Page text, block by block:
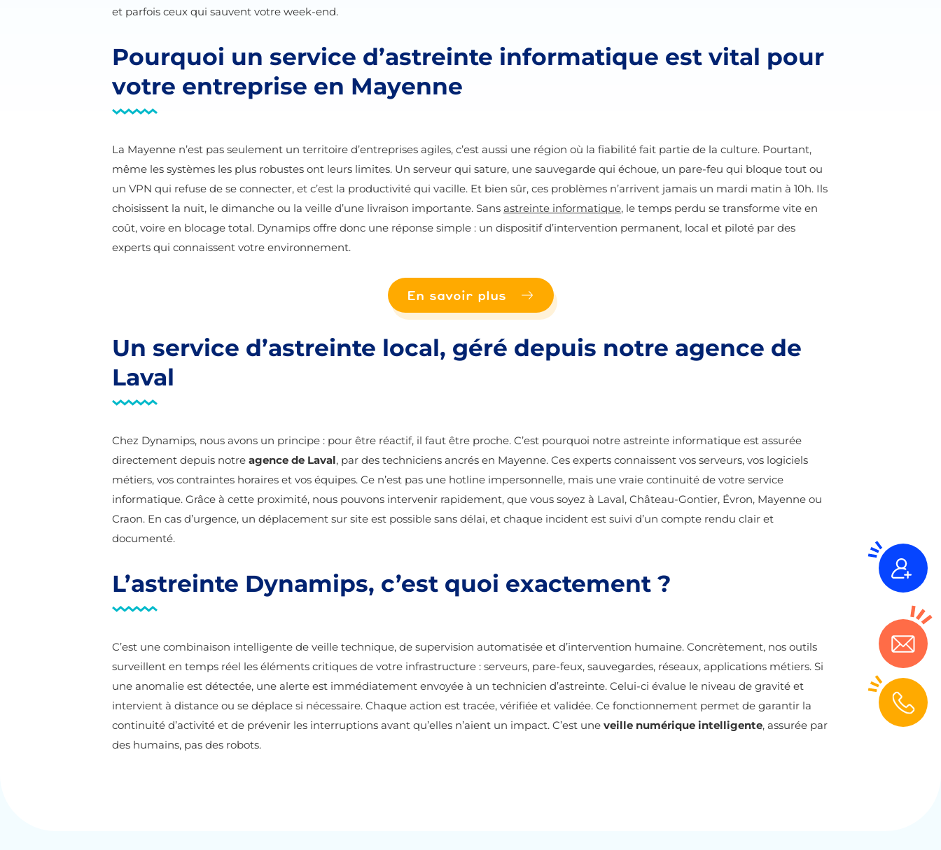
et parfois ceux qui sauvent votre week-end.
Pourquoi un service d’astreinte informatique est vital pour
votre entreprise en Mayenne
La Mayenne n’est pas seulement un territoire d’entreprises agiles, c’est aussi une région où la fiabilité fait partie de la culture. Pourtant,
même les systèmes les plus robustes ont leurs limites. Un serveur qui sature, une sauvegarde qui échoue, un pare-feu qui bloque tout ou
un VPN qui refuse de se connecter, et c’est la productivité qui vacille. Et bien sûr, ces problèmes n’arrivent jamais un mardi matin à 10h. Ils
choisissent la nuit, le dimanche ou la veille d’une livraison importante. Sans astreinte informatique, le temps perdu se transforme vite en
coût, voire en blocage total. Dynamips offre donc une réponse simple : un dispositif d’intervention permanent, local et piloté par des
experts qui connaissent votre environnement.
En savoir plus
Un service d’astreinte local, géré depuis notre agence de
Laval
Chez Dynamips, nous avons un principe : pour être réactif, il faut être proche. C’est pourquoi notre astreinte informatique est assurée
directement depuis notre agence de Laval, par des techniciens ancrés en Mayenne. Ces experts connaissent vos serveurs, vos logiciels
métiers, vos contraintes horaires et vos équipes. Ce n’est pas une hotline impersonnelle, mais une vraie continuité de votre service
informatique. Grâce à cette proximité, nous pouvons intervenir rapidement, que vous soyez à Laval, Château-Gontier, Évron, Mayenne ou
Craon. En cas d’urgence, un déplacement sur site est possible sans délai, et chaque incident est suivi d’un compte rendu clair et
documenté.
L’astreinte Dynamips, c’est quoi exactement ?
C’est une combinaison intelligente de veille technique, de supervision automatisée et d’intervention humaine. Concrètement, nos outils
surveillent en temps réel les éléments critiques de votre infrastructure : serveurs, pare-feux, sauvegardes, réseaux, applications métiers. Si
une anomalie est détectée, une alerte est immédiatement envoyée à un technicien d’astreinte. Celui-ci évalue le niveau de gravité et
intervient à distance ou se déplace si nécessaire. Chaque action est tracée, vérifiée et validée. Ce fonctionnement permet de garantir la
continuité d’activité et de prévenir les interruptions avant qu’elles n’aient un impact. C’est une veille numérique intelligente, assurée par
des humains, pas des robots.